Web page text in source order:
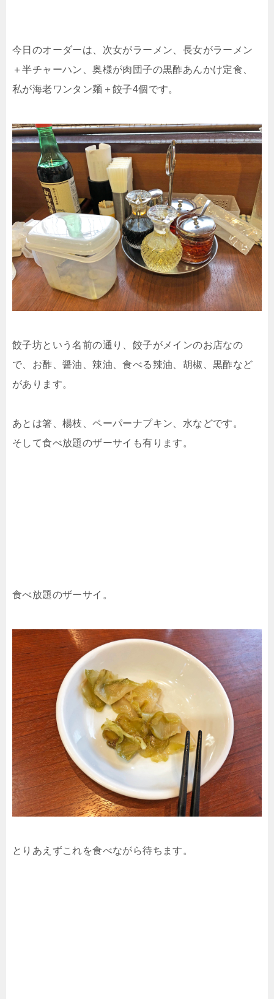
今日のオーダーは、次女がラーメン、長女がラーメン
＋半チャーハン、奥様が肉団子の黒酢あんかけ定食、
私が海老ワンタン麺＋餃子4個です。
餃子坊という名前の通り、餃子がメインのお店なの
で、お酢、醤油、辣油、食べる辣油、胡椒、黒酢など
があります。
あとは箸、楊枝、ペーパーナプキン、水などです。
そして食べ放題のザーサイも有ります。
食べ放題のザーサイ。
とりあえずこれを食べながら待ちます。